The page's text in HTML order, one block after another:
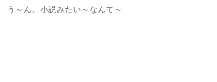
う～ん。小説みたい～なんて～